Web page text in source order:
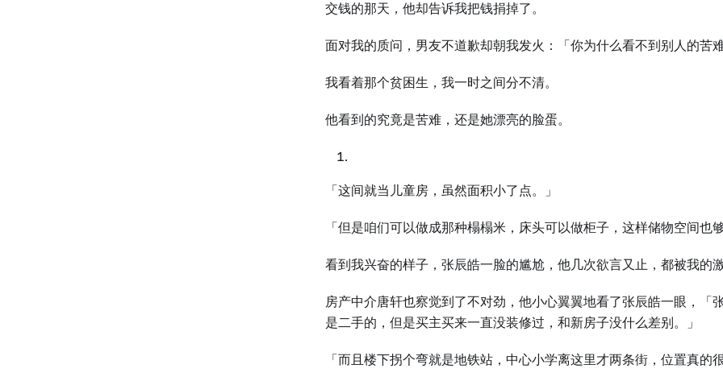
交钱的那天，他却告诉我把钱捐掉了。
面对我的质问，男友不道歉却朝我发火：「你为什么看不到别⼈的苦难
我看着那个贫困⽣，我⼀时之间分不清。
他看到的究竟是苦难，还是她漂亮的脸蛋。
「这间就当儿童房，虽然面积小了点。」
「但是咱们可以做成那种榻榻米，床头可以做柜子，这样储物空间也够
看到我兴奋的样子，张辰皓⼀脸的尴尬，他几次欲言又止，都被我的
房产中介唐轩也察觉到了不对劲，他小心翼翼地看了张辰皓⼀眼，「
是二手的，但是买主买来⼀直没装修过，和新房子没什么差别。」
「而且楼下拐个弯就是地铁站，中心小学离这里才两条街，位置真的很